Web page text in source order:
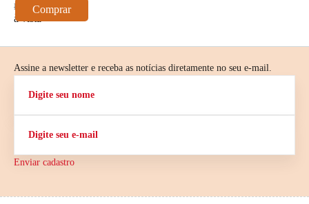
R$ 129,00
à vista
Comprar
Assine a newsletter e receba as notícias diretamente no seu e-mail.
Enviar cadastro